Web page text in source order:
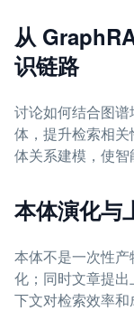
从
识链路
讨论如何结合图
体，提升检索相
体关系建模，使智
本体演化与
本体不是一次性
化；同时文章提
下文对检索效率和